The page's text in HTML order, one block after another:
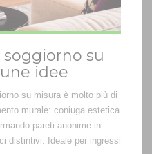
su
idee
su misura è molto più di
murale: coniuga estetica
pareti anonime in
distintivi. Ideale per ingressi